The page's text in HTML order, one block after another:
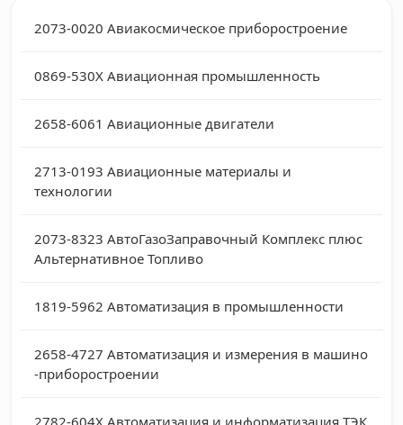
2073-0020 Авиакосмическое приборостроение
0869-530X Авиационная промышленность
2658-6061 Авиационные двигатели
2713-0193 Авиационные материалы и
технологии
2073-8323 АвтоГазоЗаправочный Комплекс плюс
Альтернативное Топливо
1819-5962 Автоматизация в промышленности
2658-4727 Автоматизация и измерения в машино
-приборостроении
2782-604X Автоматизация и информатизация ТЭК